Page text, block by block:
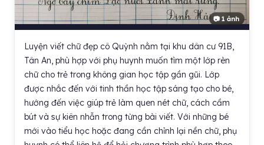
📷 1 ảnh
Luyện viết chữ đẹp cô Quỳnh nằm tại khu dân cư 91B,
Tân An, phù hợp với phụ huynh muốn tìm một lớp rèn
chữ cho trẻ trong không gian học tập gần gũi. Lớp
được nhắc đến với tinh thần học tập sáng tạo cho bé,
hướng đến việc giúp trẻ làm quen nét chữ, cách cầm
bút và sự kiên nhẫn trong từng bài viết. Với những bé
mới vào tiểu học hoặc đang cần chỉnh lại nền chữ, phụ